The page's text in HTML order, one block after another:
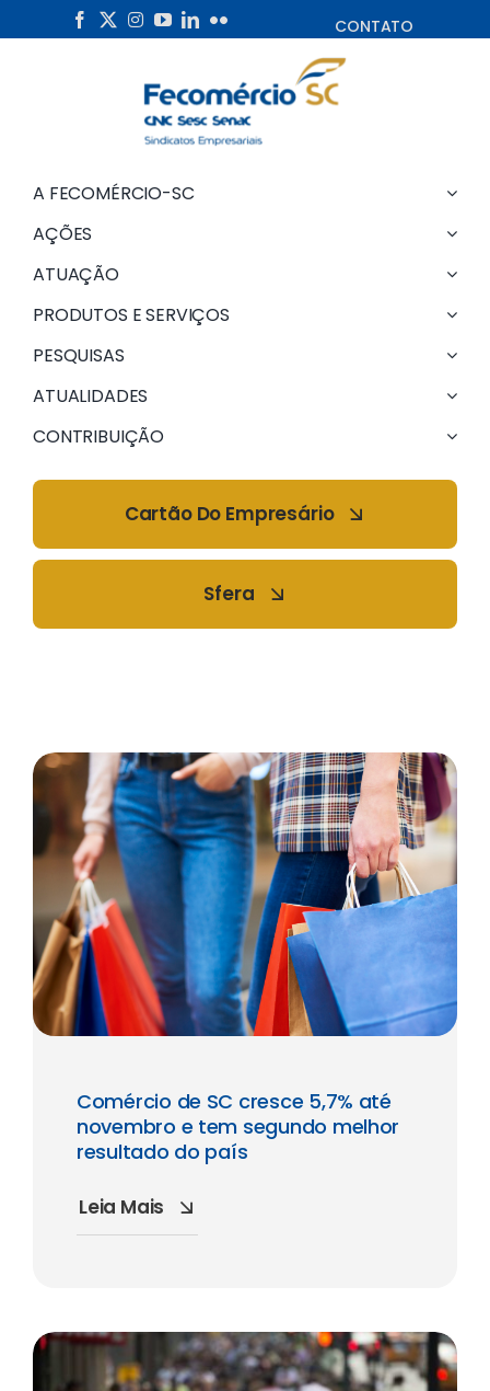
to
CONTATO
A FECOMÉRCIO-SC
AÇÕES
ATUAÇÃO
PRODUTOS E SERVIÇOS
PESQUISAS
ATUALIDADES
CONTRIBUIÇÃO
Cartão Do Empresário
Sfera
Comércio de SC cresce 5,7% até
novembro e tem segundo melhor
resultado do país
Leia Mais